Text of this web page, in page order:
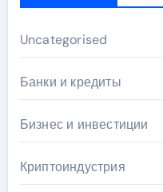
Uncategorised
Банки и кредиты
Бизнес и инвестиции
Криптоиндустрия